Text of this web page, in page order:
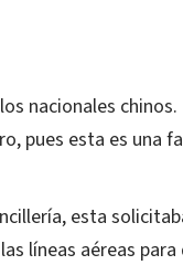
nacionales
pues esta es una
esta
líneas aéreas